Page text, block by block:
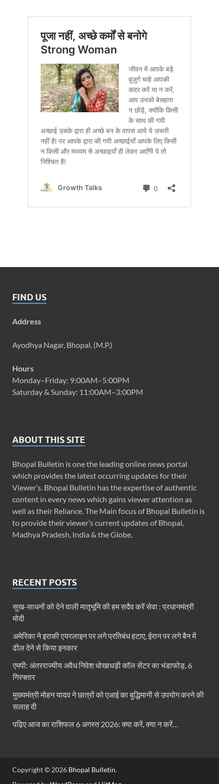
FIND US
Address
Ayodhya Nagar, Bhopal, (M.P.)
Hours
Monday–Friday: 9:00AM–5:00PM
Saturday & Sunday: 11:00AM–3:00PM
ABOUT THIS SITE
Bhopal Bulletin is one the leading online news portal
which provides the latest occurring updates for their
Viewer’s. Bhopal Bulletin has the expertise of authentic
content in every news which gains viewer attention as
well as their Reliance. The Main focus of Bhopal Bulletin is
to provide their viewer’s current updates of Bhopal,
Madhya Pradesh, India & the Globe.
RECENT POSTS
सुख-साधनों को देने वाली मातृभूमि की हम सदैव करें सेवा : प्रधानमंत्री
मोदी
अमेरिका ने इराकी एयरलाइन पर लगे प्रतिबंध हटाए, ईरान पर लगे बैन में
ढील देने से किया इनकार
एमपी: अंतरराज्यीय अवैध निवेश धोखाधड़ी कॉल सेंटर का भंडाफोड़, 6
गिरफ्तार
मुख्यमंत्री मोहन यादव ने छात्रों को एआई का बुद्धिमानी से उपयोग करने की
सलाह दी
पढ़िए आज का राशिफल 6 अगस्त 2026: क्या करें, क्या न करें…
Copyright © 2026 Bhopal Bulletin.